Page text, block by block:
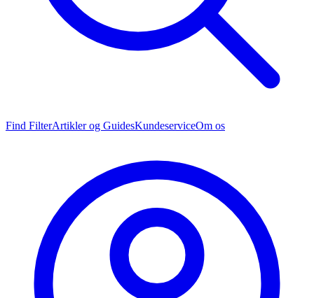
Find FilterArtikler og GuidesKundeserviceOm os